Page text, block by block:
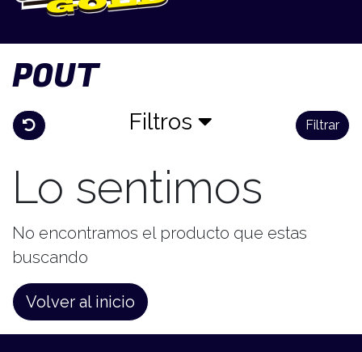
POUT
Filtros Filtrar
Lo sentimos
No encontramos el producto que estas
buscando
Volver al inicio